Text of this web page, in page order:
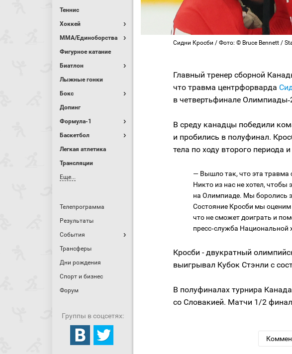
Теннис
Хоккей
MMA/Единоборства
Фигурное катание
Биатлон
Лыжные гонки
Бокс
Допинг
Формула-1
Баскетбол
Легкая атлетика
Трансляции
Еще...
Телепрограмма
Результаты
События
Трансферы
Дни рождения
Спорт и бизнес
Форум
Группы в соцсетях:
Сидни Кросби / Фото: © Bruce Bennett /
Главный тренер сборной
что травма центрфорварда
в четвертьфинале
В среду канадцы победили
и пробились в полуфинал.
тела по ходу второго периода
— Вышло так, что эта травма
Никто из нас не хотел, чтобы
на Олимпиаде. Мы боролись
Состояние Кросби мы
что не сможет доиграть и
пресс‑служба Национальной
Кросби - двукратный
выигрывал Кубок Стэнли с
В полуфиналах турнира
со Словакией. Матчи 1/2